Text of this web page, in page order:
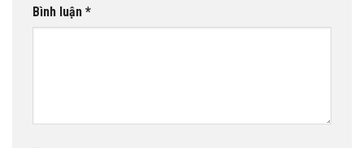
Bình luận *